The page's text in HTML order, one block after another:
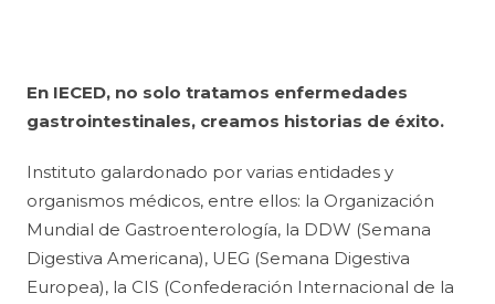
En IECED, no solo tratamos enfermedades
gastrointestinales, creamos historias de éxito.
Instituto galardonado por varias entidades y
organismos médicos, entre ellos: la Organización
Mundial de Gastroenterología, la DDW (Semana
Digestiva Americana), UEG (Semana Digestiva
Europea), la CIS (Confederación Internacional de la